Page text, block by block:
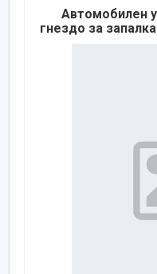
Автомобилен
гнездo за